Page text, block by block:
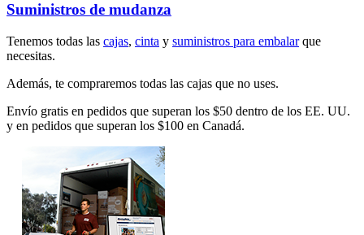
Suministros de mudanza
Tenemos todas las cajas, cinta y suministros para embalarque
necesitas.
Además, te compraremos todas las cajas que no uses.
Envío gratis en pedidos que superan los $50 dentro de los EE. UU.
y en pedidos que superan los $100 en Canadá.